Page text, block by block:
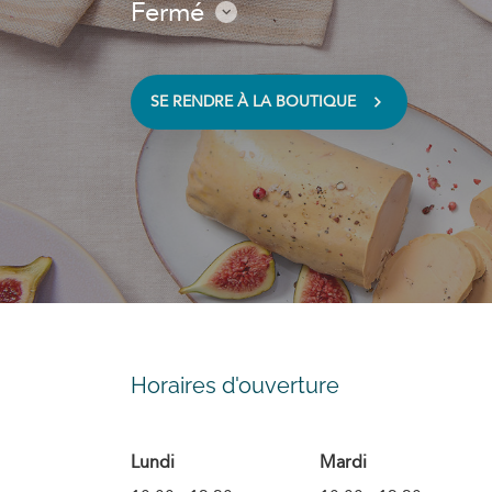
Fermé
Consulter
les
SE RENDRE À LA BOUTIQUE
VOIR
SUR
CARTE
Horaires d'ouverture
Lundi
Mardi